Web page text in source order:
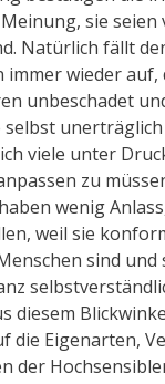
sie seien
Natürlich fällt
immer wieder auf,
unbeschadet
viele unter
zu
wenig
weil sie
sind und
diesem
die Eigenarten,
der